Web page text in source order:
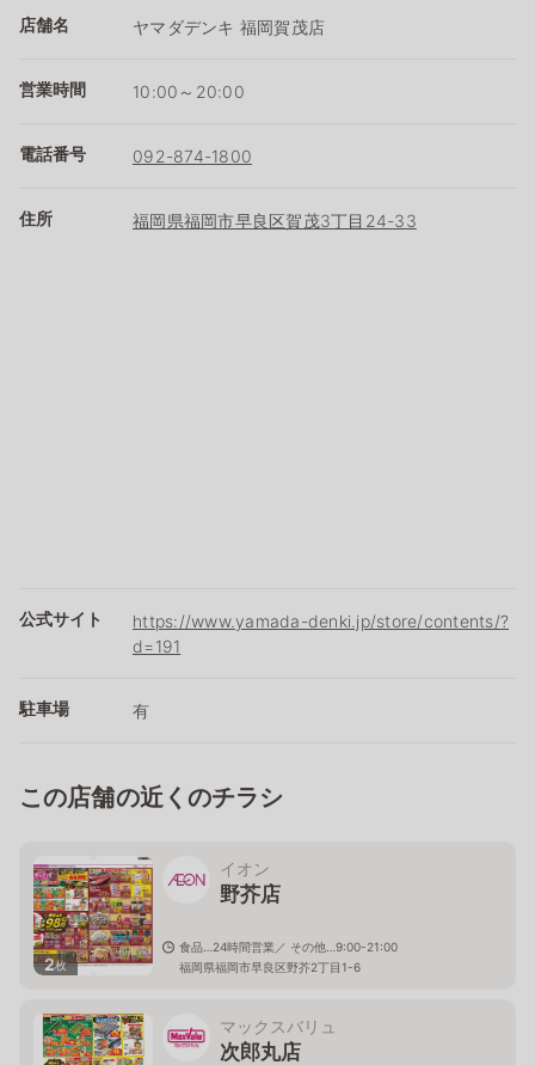
店舗名 ヤマダデンキ 福岡賀茂店
営業時間 10:00～20:00
電話番号 092-874-1800
住所 福岡県福岡市早良区賀茂3丁目24-33
公式サイト
https://www.yamada-denki.jp/store/contents/?
d=191
駐車場 有
この店舗の近くのチラシ
2枚
イオン
野芥店
食品…24時間営業／ その他…9:00-21:00
福岡県福岡市早良区野芥2丁目1-6
マックスバリュ
次郎丸店